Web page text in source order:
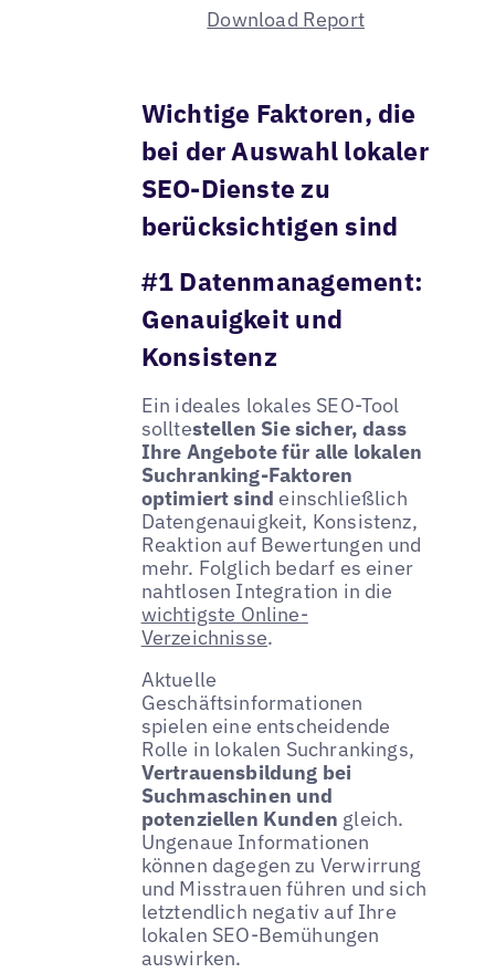
Download Report
Wichtige Faktoren, die
bei der Auswahl lokaler
SEO-Dienste zu
berücksichtigen sind
#1 Datenmanagement:
Genauigkeit und
Konsistenz
Ein ideales lokales SEO-Tool
solltestellen Sie sicher, dass
Ihre Angebote für alle lokalen
Suchranking-Faktoren
optimiert sind einschließlich
Datengenauigkeit, Konsistenz,
Reaktion auf Bewertungen und
mehr. Folglich bedarf es einer
nahtlosen Integration in die
wichtigste Online-
Verzeichnisse.
Aktuelle
Geschäftsinformationen
spielen eine entscheidende
Rolle in lokalen Suchrankings,
Vertrauensbildung bei
Suchmaschinen und
potenziellen Kunden gleich.
Ungenaue Informationen
können dagegen zu Verwirrung
und Misstrauen führen und sich
letztendlich negativ auf Ihre
lokalen SEO-Bemühungen
auswirken.